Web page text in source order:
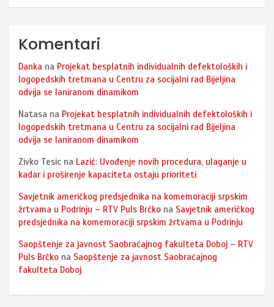
Komentari
Danka na Projekat besplatnih individualnih defektoloških i
logopedskih tretmana u Centru za socijalni rad Bijeljina
odvija se laniranom dinamikom
Natasa na Projekat besplatnih individualnih defektoloških i
logopedskih tretmana u Centru za socijalni rad Bijeljina
odvija se laniranom dinamikom
Zivko Tesic na Lazić: Uvođenje novih procedura, ulaganje u
kadar i proširenje kapaciteta ostaju prioriteti
Savjetnik američkog predsjednika na komemoraciji srpskim
žrtvama u Podrinju – RTV Puls Brčko na Savjetnik američkog
predsjednika na komemoraciji srpskim žrtvama u Podrinju
Saopštenje za javnost Saobraćajnog fakulteta Doboj – RTV
Puls Brčko na Saopštenje za javnost Saobraćajnog
fakulteta Doboj